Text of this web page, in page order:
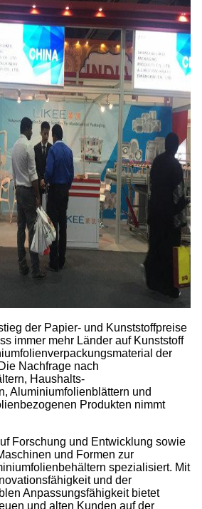
der Papier- und Kunststoffpreise
immer mehr Länder auf Kunststoff
der
Nachfrage nach
Haushalts-
Aluminiumfolienblättern und
Produkten nimmt
Forschung und Entwicklung sowie
und Formen zur
spezialisiert. Mit
und der
Anpassungsfähigkeit bietet
und alten Kunden auf der